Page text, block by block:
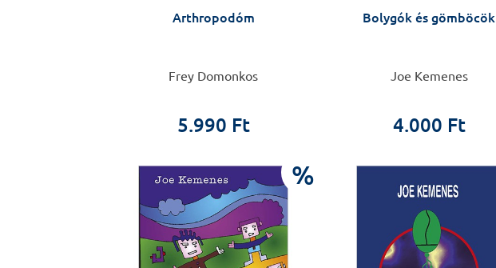
Arthropodóm
Frey Domonkos
5.990 Ft
Bolygók és gömböcök
Joe Kemenes
4.000 Ft
%